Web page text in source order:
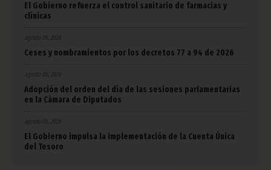
El Gobierno refuerza el control sanitario de farmacias y
clínicas
agosto 06, 2026
Ceses y nombramientos por los decretos 77 a 94 de 2026
agosto 05, 2026
Adopción del orden del día de las sesiones parlamentarias
en la Cámara de Diputados
agosto 05, 2026
El Gobierno impulsa la implementación de la Cuenta Única
del Tesoro